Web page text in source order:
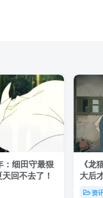
：细田守最狠
回不去了！
《龙
大后
资